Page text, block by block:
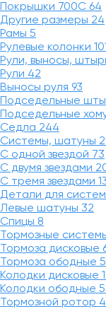
Покрышки 700C 64
Другие размеры 24
Рамы 5
Рулевые колонки 101
Рули, выносы,
Рули 42
Выносы руля 93
Подседельные
Подседельные
Седла 244
Системы, шатуны
С одной звездой 73
С двумя звездами
С тремя звездами
Детали для систем
Левые шатуны 32
Спицы 8
Тормозные
Тормоза дисковые
Тормоза ободные
Колодки дисковые
Колодки ободные
Тормозной ротор